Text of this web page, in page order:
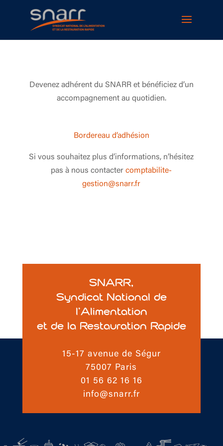
Devenez adhérent du SNARR et bénéficiez d’un
accompagnement au quotidien.
Bordereau d’adhésion
Si vous souhaitez plus d’informations, n’hésitez
pas à nous contactercomptabilite-
gestion@snarr.fr
SNARR,
Syndicat National de
l’Alimentation
et de la Restauration Rapide
15-17 avenue de Ségur
75007 Paris
01 56 62 16 16
info@snarr.fr